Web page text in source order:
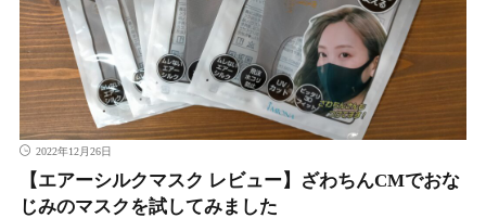
2022年12月26日
【エアーシルクマスク レビュー】ざわちんCMでおな
じみのマスクを試してみました